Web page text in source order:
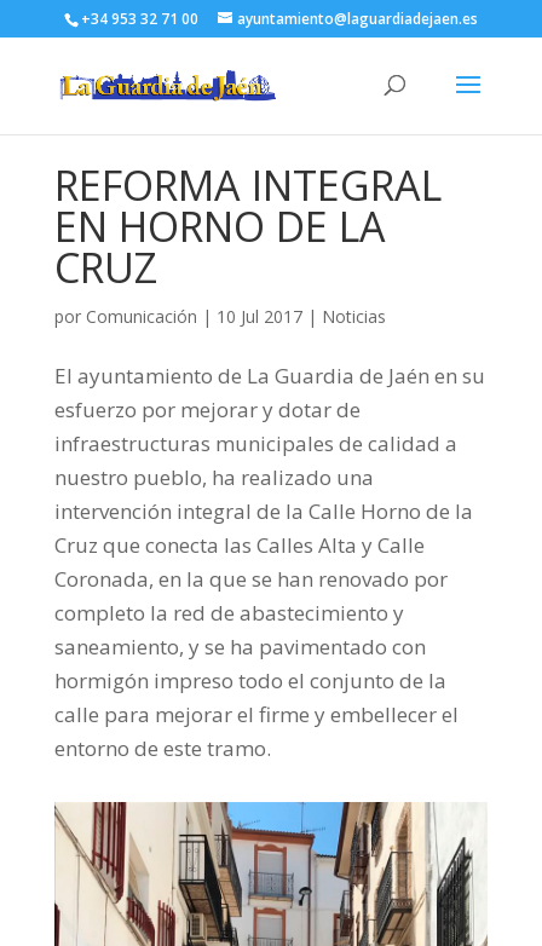
+34 953 32 71 00 ayuntamiento@laguardiadejaen.es
REFORMA INTEGRAL
EN HORNO DE LA
CRUZ
por Comunicación | 10 Jul 2017| Noticias
El ayuntamiento de La Guardia de Jaén en su
esfuerzo por mejorar y dotar de
infraestructuras municipales de calidad a
nuestro pueblo, ha realizado una
intervención integral de la Calle Horno de la
Cruz que conecta las Calles Alta y Calle
Coronada, en la que se han renovado por
completo la red de abastecimiento y
saneamiento, y se ha pavimentado con
hormigón impreso todo el conjunto de la
calle para mejorar el firme y embellecer el
entorno de este tramo.